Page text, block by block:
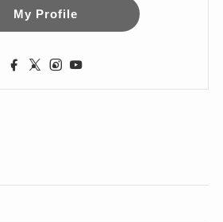
My Profile